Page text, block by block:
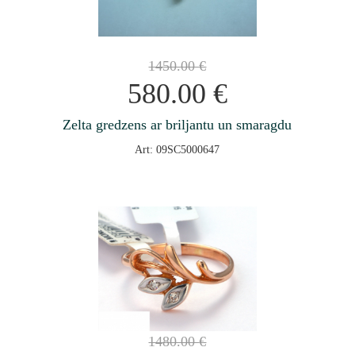
1450.00€
580.00 €
Zelta gredzens ar briljantu un smaragdu
Art: 09SC5000647
1480.00€